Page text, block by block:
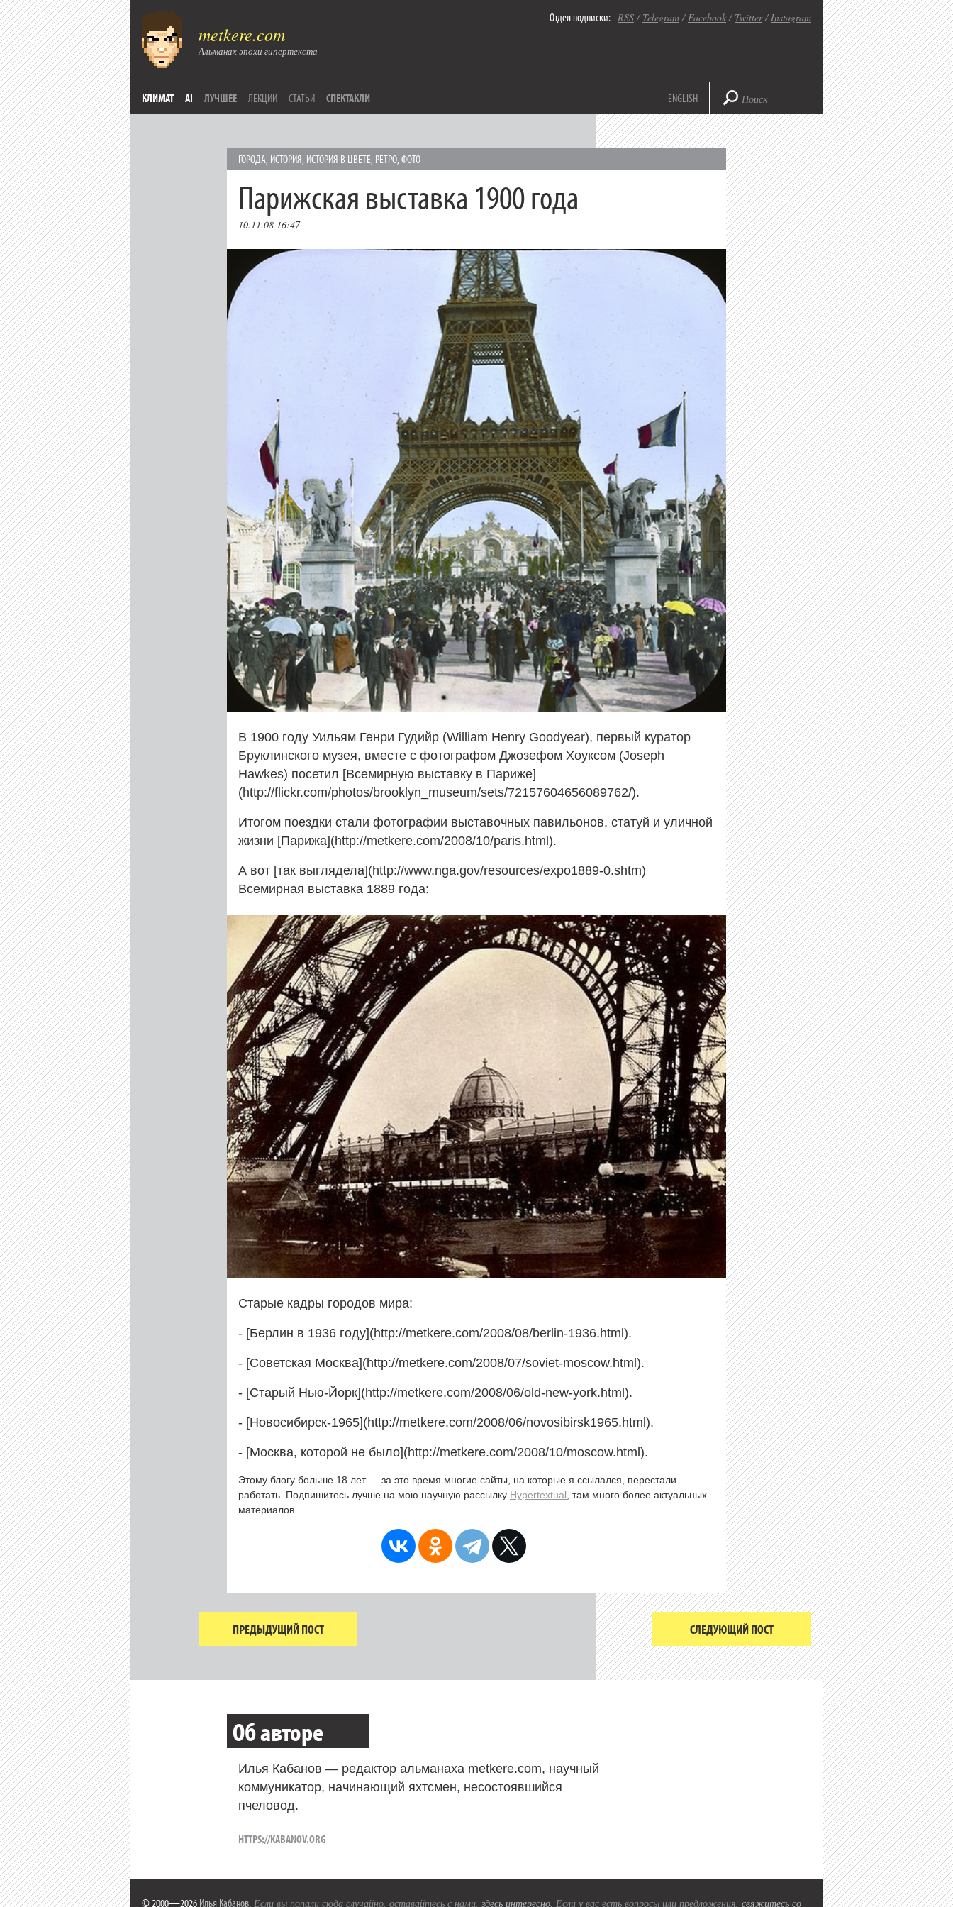
metkere.com
Альманах эпохи гипертекста
Отдел подписки: RSS/ Telegram/Facebook/ Twitter/Instagram
КЛИМАТ AI ЛУЧШЕЕ ЛЕКЦИИ СТАТЬИ СПЕКТАКЛИ ENGLISH
ГОРОДА, ИСТОРИЯ, ИСТОРИЯ В ЦВЕТЕ, РЕТРО,ФОТО
Парижская выставка 1900 года
10.11.08 16:47
В 1900 году Уильям Генри Гудийр (William Henry Goodyear), первый куратор
Бруклинского музея, вместе с фотографом Джозефом Хоуксом (Joseph
Hawkes) посетил [Всемирную выставку в Париже]
(http://flickr.com/photos/brooklyn_museum/sets/72157604656089762/).
Итогом поездки стали фотографии выставочных павильонов, статуй и уличной
жизни [Парижа](http://metkere.com/2008/10/paris.html).
А вот [так выглядела](http://www.nga.gov/resources/expo1889‑0.shtm)
Всемирная выставка 1889 года:
Старые кадры городов мира:
- [Берлин в 1936 году](http://metkere.com/2008/08/berlin-1936.html).
- [Советская Москва](http://metkere.com/2008/07/soviet-moscow.html).
- [Старый Нью-Йорк](http://metkere.com/2008/06/old-new-york.html).
- [Новосибирск-1965](http://metkere.com/2008/06/novosibirsk1965.html).
- [Москва, которой не было](http://metkere.com/2008/10/moscow.html).
Этому блогу больше 18 лет — за это время многие сайты, на которые я ссылался, перестали
работать. Подпишитесь лучше на мою научную рассылку Hypertextual , там много более актуальных
материалов.
ПРЕДЫДУЩИЙ ПОСТ СЛЕДУЮЩИЙ ПОСТ
Об авторе
Илья Кабанов — редактор альманаха metkere.com, научный
коммуникатор, начинающий яхтсмен, несостоявшийся
пчеловод.
HTTPS://KABANOV.ORG
© 2000—2026 Илья Кабанов. Если вы попали сюда случайно, оставайтесь с нами, здесь интересно. Если у вас есть вопросы или предложения, свяжитесь со